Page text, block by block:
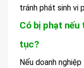
tránh phát sinh vi
Có bị phạt
tục?
Nếu doanh